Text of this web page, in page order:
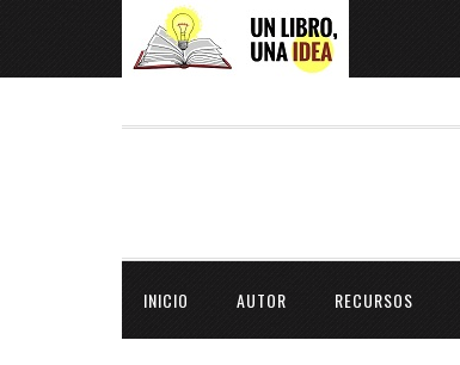
INICIO AUTOR RECURSOS